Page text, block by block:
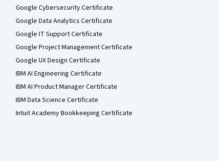
Google Cybersecurity Certificate
Google Data Analytics Certificate
Google IT Support Certificate
Google Project Management Certificate
Google UX Design Certificate
IBM AI Engineering Certificate
IBM AI Product Manager Certificate
IBM Data Science Certificate
Intuit Academy Bookkeeping Certificate